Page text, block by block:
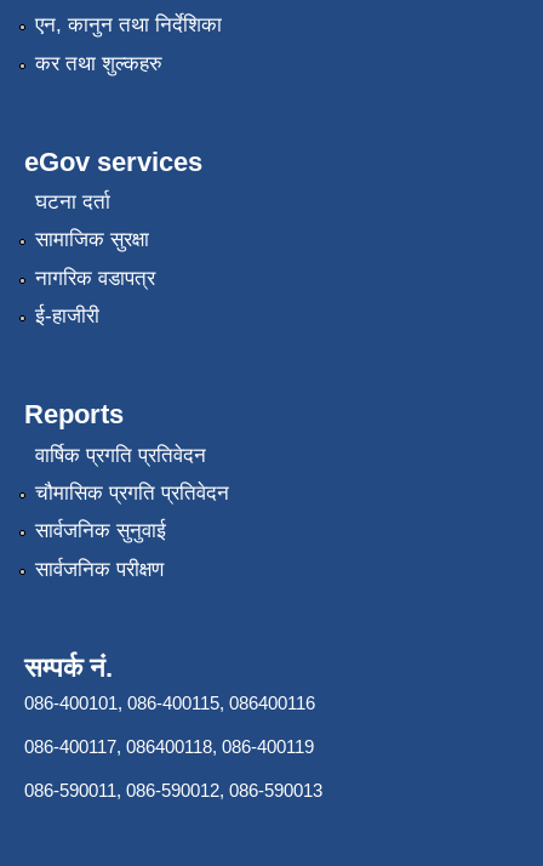
एन, कानुन तथा निर्देशिका
कर तथा शुल्कहरु
eGov services
घटना दर्ता
सामाजिक सुरक्षा
नागरिक वडापत्र
ई-हाजीरी
Reports
वार्षिक प्रगति प्रतिवेदन
चौमासिक प्रगति प्रतिवेदन
सार्वजनिक सुनुवाई
सार्वजनिक परीक्षण
सम्पर्क नं.
086-400101, 086-400115, 086400116
086-400117, 086400118, 086-400119
086-590011, 086-590012, 086-590013